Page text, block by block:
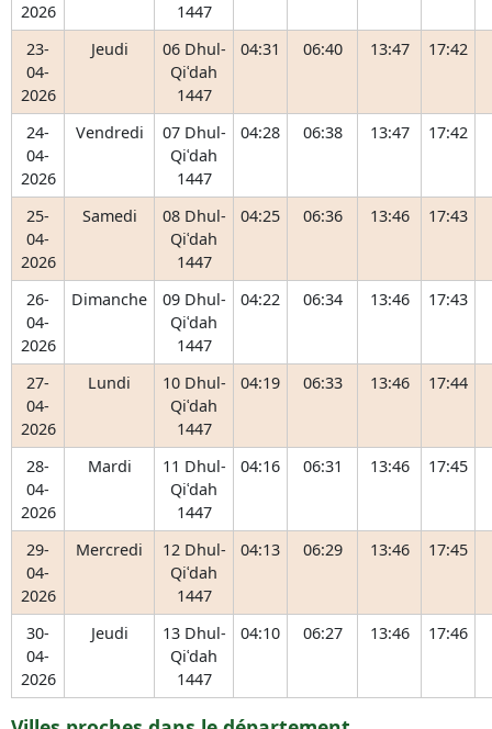
2026
1447
23-
04-
2026
Jeudi
06 Dhul-
Qiʿdah
1447
04:31 06:40 13:47 17:42
24-
04-
2026
Vendredi
07 Dhul-
Qiʿdah
1447
04:28 06:38 13:47 17:42
25-
04-
2026
Samedi
08 Dhul-
Qiʿdah
1447
04:25 06:36 13:46 17:43
26-
04-
2026
Dimanche
09 Dhul-
Qiʿdah
1447
04:22 06:34 13:46 17:43
27-
04-
2026
Lundi
10 Dhul-
Qiʿdah
1447
04:19 06:33 13:46 17:44
28-
04-
2026
Mardi
11 Dhul-
Qiʿdah
1447
04:16 06:31 13:46 17:45
29-
04-
2026
Mercredi
12 Dhul-
Qiʿdah
1447
04:13 06:29 13:46 17:45
30-
04-
2026
Jeudi
13 Dhul-
Qiʿdah
1447
04:10 06:27 13:46 17:46